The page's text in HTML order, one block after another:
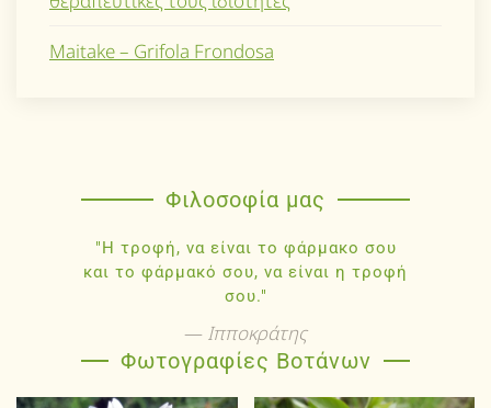
Maitake – Grifola Frondosa
Φιλοσοφία μας
"Η τροφή, να είναι το φάρμακο σου
και το φάρμακό σου, να είναι η τροφή
σου."
Ιπποκράτης
Φωτογραφίες Βοτάνων